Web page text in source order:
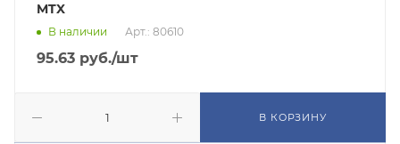
MTX
В наличии Арт.: 80610
95.63 руб./шт
В КОРЗИНУ